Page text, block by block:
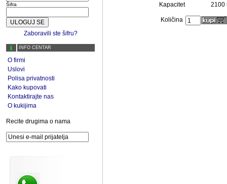
Šifra
Zaboravili ste šifru?
INFO CENTAR
O firmi
Uslovi
Polisa privatnosti
Kako kupovati
Kontaktirajte nas
O kukijima
Recite drugima o nama
Kapacitet
2100
Količina